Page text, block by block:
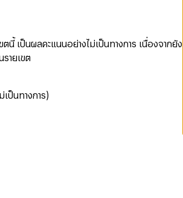
นี้ เป็นผลคะแนนอย่างไม่เป็นทางการ เนื่องจากยัง
ายเขต
ป็นทางการ)